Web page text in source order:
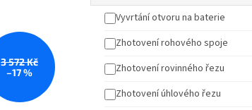
3 572 Kč
–17 %
Vyvrtání otvoru na baterie
Zhotovení rohového spoje
Zhotovení rovinného řezu
Zhotovení úhlového řezu